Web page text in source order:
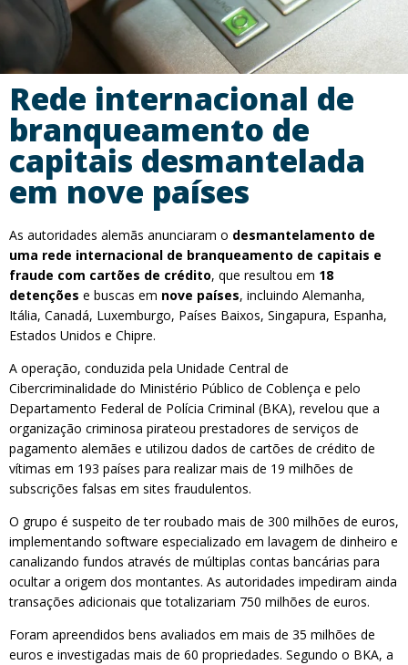
Rede internacional de
branqueamento de
capitais desmantelada
em nove países
As autoridades alemãs anunciaram o desmantelamento de
uma rede internacional de branqueamento de capitais e
fraude com cartões de crédito, que resultou em 18
detenções e buscas em nove países, incluindo Alemanha,
Itália, Canadá, Luxemburgo, Países Baixos, Singapura, Espanha,
Estados Unidos e Chipre.
A operação, conduzida pela Unidade Central de
Cibercriminalidade do Ministério Público de Coblença e pelo
Departamento Federal de Polícia Criminal (BKA), revelou que a
organização criminosa pirateou prestadores de serviços de
pagamento alemães e utilizou dados de cartões de crédito de
vítimas em 193 países para realizar mais de 19 milhões de
subscrições falsas em sites fraudulentos.
O grupo é suspeito de ter roubado mais de 300 milhões de euros,
implementando software especializado em lavagem de dinheiro e
canalizando fundos através de múltiplas contas bancárias para
ocultar a origem dos montantes. As autoridades impediram ainda
transações adicionais que totalizariam 750 milhões de euros.
Foram apreendidos bens avaliados em mais de 35 milhões de
euros e investigadas mais de 60 propriedades. Segundo o BKA, a